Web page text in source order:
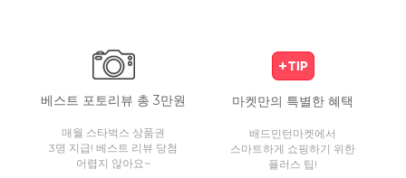
베스트 포토리뷰 총 3만원
매월 스타벅스 상품권
3명 지급! 베스트 리뷰 당첨
어렵지 않아요~
마켓만의 특별한 혜택
배드민턴마켓에서
스마트하게 쇼핑하기 위한
플러스 팁!